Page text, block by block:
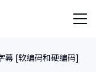
幕 [软编码和硬编码]